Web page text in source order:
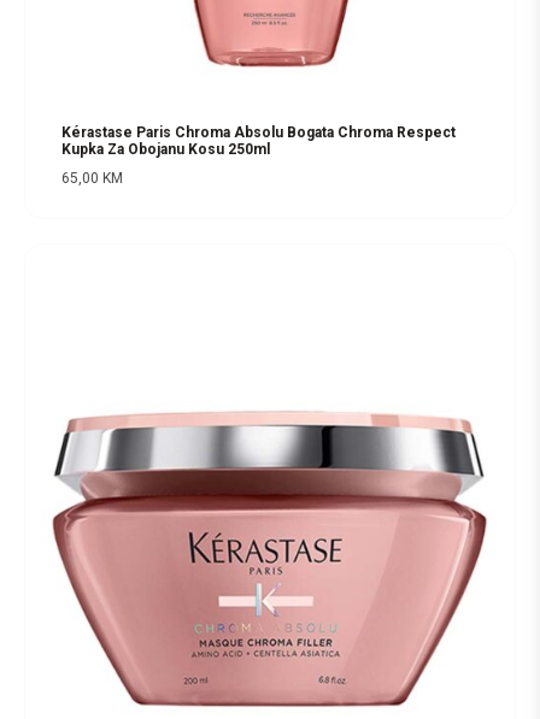
Kérastase Paris Chroma Absolu Bogata Chroma Respect
Kupka Za Obojanu Kosu 250ml
65,00 KM